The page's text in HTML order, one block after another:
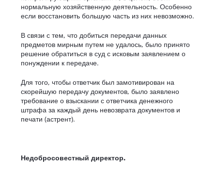
нормальную хозяйственную деятельность. Особенно
если восстановить большую часть из них невозможно.
В связи с тем, что добиться передачи данных
предметов мирным путем не удалось, было принято
решение обратиться в суд с исковым заявлением о
понуждении к передаче.
Для того, чтобы ответчик был замотивирован на
скорейшую передачу документов, было заявлено
требование о взыскании с ответчика денежного
штрафа за каждый день невозврата документов и
печати (астрент).
Недобросовестный директор.